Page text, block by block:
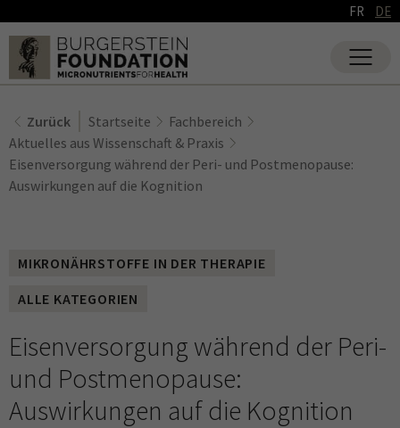
FR DE
Zurück Startseite
Fachbereich
Aktuelles aus Wissenschaft & Praxis
Eisenversorgung während der Peri- und Postmenopause:
Auswirkungen auf die Kognition
MIKRONÄHRSTOFFE IN DER THERAPIE
ALLE KATEGORIEN
Eisenversorgung während der Peri-
und Postmenopause:
Auswirkungen auf die Kognition